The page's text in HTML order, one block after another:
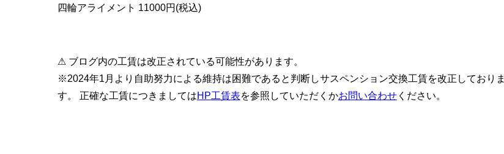
四輪アライメント 11000円(税込)
⚠ ブログ内の工賃は改正されている可能性があります。
※2024年1月より自助努力による維持は困難であると判断しサスペンション交換工賃を改正しておりま
す。 正確な工賃につきましてはHP工賃表を参照していただくかお問い合わせください。